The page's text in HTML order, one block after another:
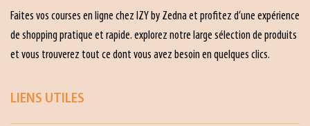
Faites vos courses en ligne chez IZY by Zedna et profitez d’une expérience
de shopping pratique et rapide. explorez notre large sélection de produits
et vous trouverez tout ce dont vous avez besoin en quelques clics.
LIENS UTILES